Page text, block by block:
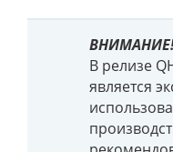
В релизе
является